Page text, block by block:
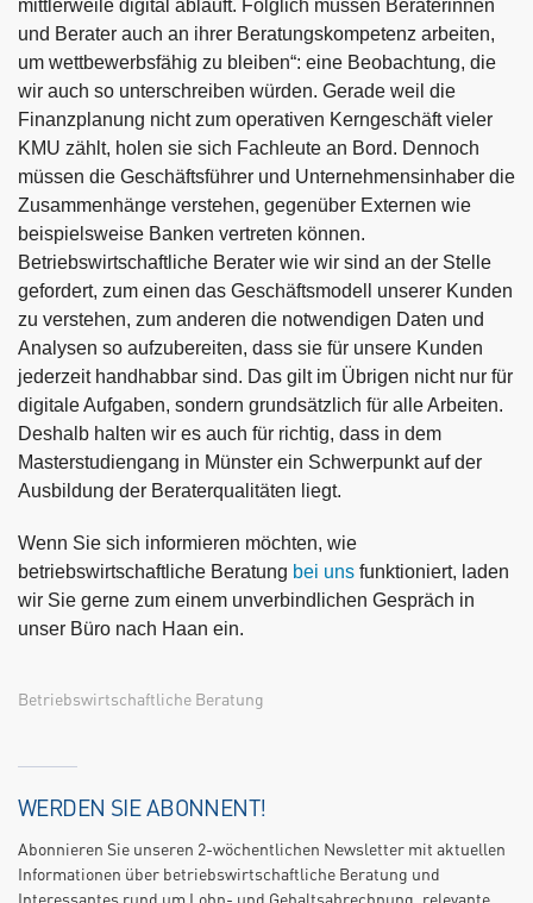
mittlerweile digital abläuft. Folglich müssen Beraterinnen
und Berater auch an ihrer Beratungskompetenz arbeiten,
um wettbewerbsfähig zu bleiben“: eine Beobachtung, die
wir auch so unterschreiben würden. Gerade weil die
Finanzplanung nicht zum operativen Kerngeschäft vieler
KMU zählt, holen sie sich Fachleute an Bord. Dennoch
müssen die Geschäftsführer und Unternehmensinhaber die
Zusammenhänge verstehen, gegenüber Externen wie
beispielsweise Banken vertreten können.
Betriebswirtschaftliche Berater wie wir sind an der Stelle
gefordert, zum einen das Geschäftsmodell unserer Kunden
zu verstehen, zum anderen die notwendigen Daten und
Analysen so aufzubereiten, dass sie für unsere Kunden
jederzeit handhabbar sind. Das gilt im Übrigen nicht nur für
digitale Aufgaben, sondern grundsätzlich für alle Arbeiten.
Deshalb halten wir es auch für richtig, dass in dem
Masterstudiengang in Münster ein Schwerpunkt auf der
Ausbildung der Beraterqualitäten liegt.
Wenn Sie sich informieren möchten, wie
betriebswirtschaftliche Beratung bei uns funktioniert, laden
wir Sie gerne zum einem unverbindlichen Gespräch in
unser Büro nach Haan ein.
Betriebswirtschaftliche Beratung
WERDEN SIE ABONNENT!
Abonnieren Sie unseren 2-wöchentlichen Newsletter mit aktuellen
Informationen über betriebswirtschaftliche Beratung und
Interessantes rund um Lohn- und Gehaltsabrechnung, relevante